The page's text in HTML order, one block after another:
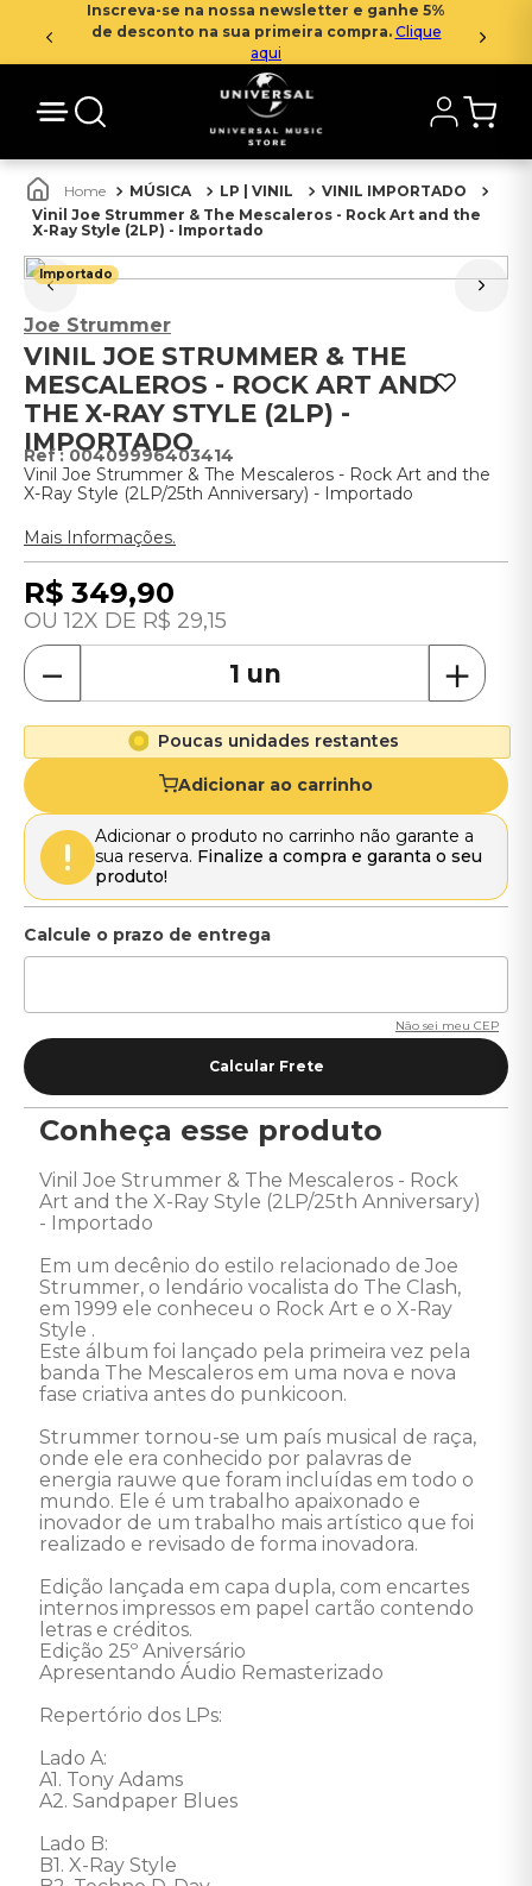
Inscreva-se na nossa newsletter e ganhe 5%
de desconto na sua primeira compra. Clique
aqui
MÚSICA LP | VINIL
VINIL IMPORTADO
Vinil Joe Strummer & The Mescaleros - Rock Art and the
X-Ray Style (2LP) - Importado
Importado
Joe Strummer
VINIL JOE STRUMMER & THE
MESCALEROS - ROCK ART AND
THE X-RAY STYLE (2LP) -
IMPORTADO
: 00409996403414
Vinil Joe Strummer & The Mescaleros - Rock Art and the
X-Ray Style (2LP/25th Anniversary) - Importado
Mais Informações.
R$ 349,90
12 R$ 29,15
＋
－
Poucas unidades restantes
Adicionar ao carrinho
Adicionar o produto no carrinho não garante a
sua reserva. Finalize a compra e garanta o seu
produto!
Não sei meu CEP
Conheça esse produto
Vinil Joe Strummer & The Mescaleros - Rock
Art and the X-Ray Style (2LP/25th Anniversary)
- Importado
Em um decênio do estilo relacionado de Joe
Strummer, o lendário vocalista do The Clash,
em 1999 ele conheceu o Rock Art e o X-Ray
Style .
Este álbum foi lançado pela primeira vez pela
banda The Mescaleros em uma nova e nova
fase criativa antes do punkicoon.
Strummer tornou-se um país musical de raça,
onde ele era conhecido por palavras de
energia rauwe que foram incluídas em todo o
mundo. Ele é um trabalho apaixonado e
inovador de um trabalho mais artístico que foi
realizado e revisado de forma inovadora.
Edição lançada em capa dupla, com encartes
internos impressos em papel cartão contendo
letras e créditos.
Edição 25º Aniversário
Apresentando Áudio Remasterizado
Repertório dos LPs:
Lado A:
A1. Tony Adams
A2. Sandpaper Blues
Lado B:
B1. X-Ray Style